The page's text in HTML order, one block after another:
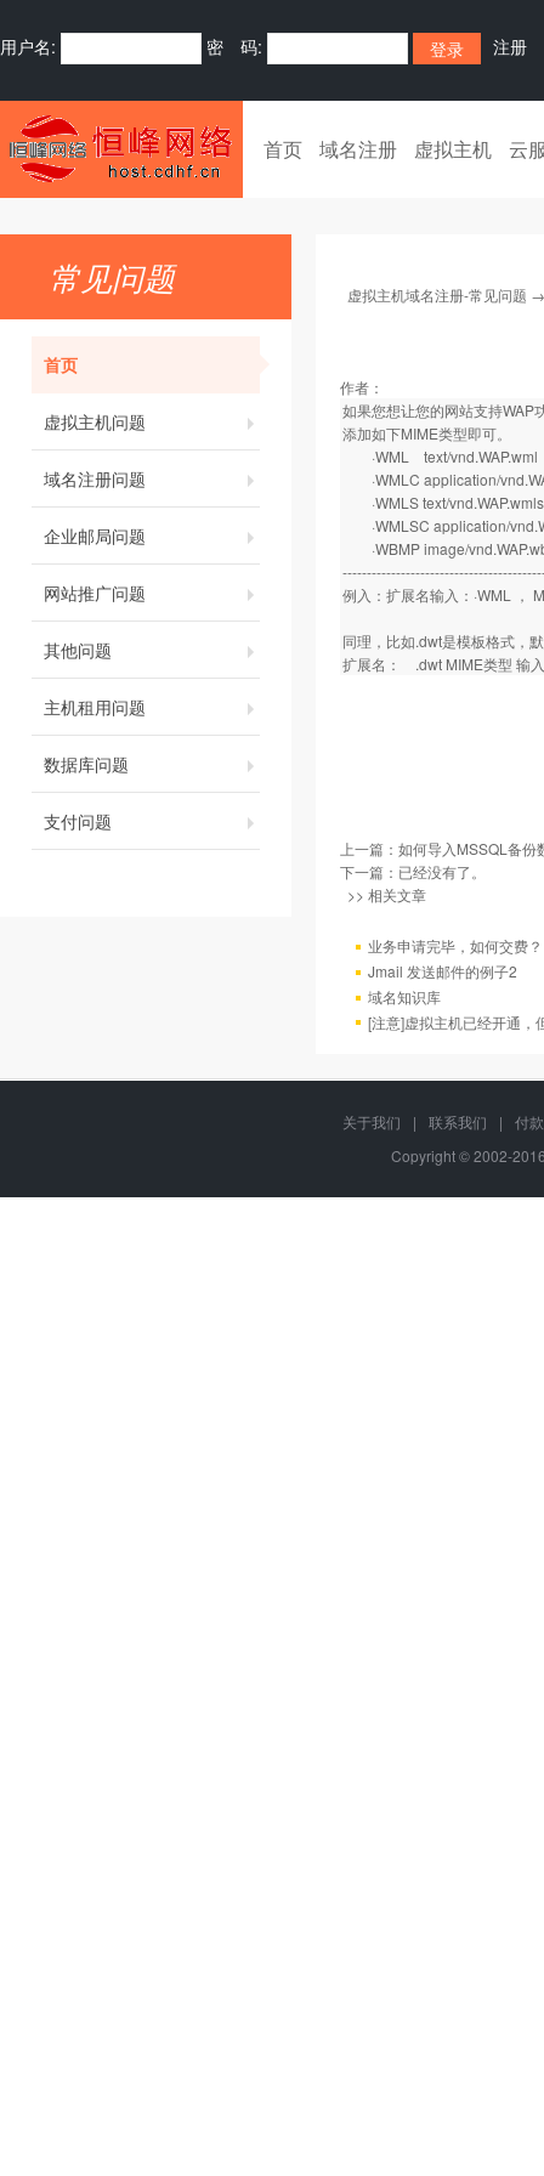
用户名: 密 码: 注册
首页 域名注册 虚拟主机 云
常见问题
首页
虚拟主机问题
域名注册问题
企业邮局问题
网站推广问题
其他问题
主机租用问题
数据库问题
支付问题
虚拟主机域名注册-常见问题
作者：
如果您想让您的网站支持WAP
添加如下MIME类型即可。
·WML text/vnd.WAP.wml
·WMLC application/
·WMLS text/
·WMLSC application/
·WBMP image/
例入：扩展名输入：·WML ，
同理，比如.dwt是模板格式，
扩展名： .dwt MIME类型 输
上一篇： 如何导入MSSQL备份
下一篇：已经没有了。
>> 相关文章
业务申请完毕，如何交费？
Jmail 发送邮件的例子2
域名知识库
[注意]虚拟主机已经开通，
关于我们 | 联系我们 |
付
Copyright © 2002-